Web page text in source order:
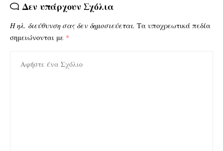
Δεν υπάρχουν Σχόλια
Η ηλ. διεύθυνση σας δεν δημοσιεύεται. Τα υποχρεωτικά πεδία
σημειώνονται με *